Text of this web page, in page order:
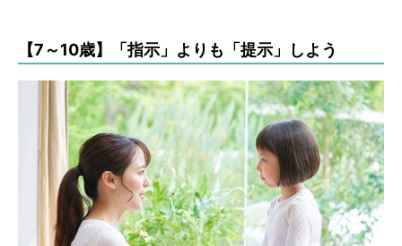
【7～10歳】「指示」よりも「提示」しよう